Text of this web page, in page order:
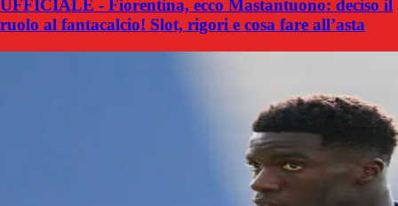
UFFICIALE - Fiorentina, ecco Mastantuono: deciso il
ruolo al fantacalcio! Slot, rigori e cosa fare all’asta